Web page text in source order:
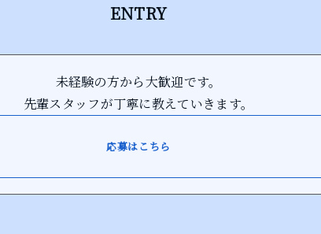
ENTRY
未経験の方から大歓迎です。
先輩スタッフが丁寧に教えていきます。
応募はこちら